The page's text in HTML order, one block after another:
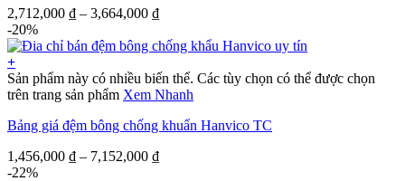
2,712,000 ₫ – 3,664,000 ₫
-20%
+
Sản phẩm này có nhiều biến thể. Các tùy chọn có thể được chọn
trên trang sản phẩm Xem Nhanh
Bảng giá đệm bông chống khuẩn Hanvico TC
1,456,000 ₫ – 7,152,000 ₫
-22%